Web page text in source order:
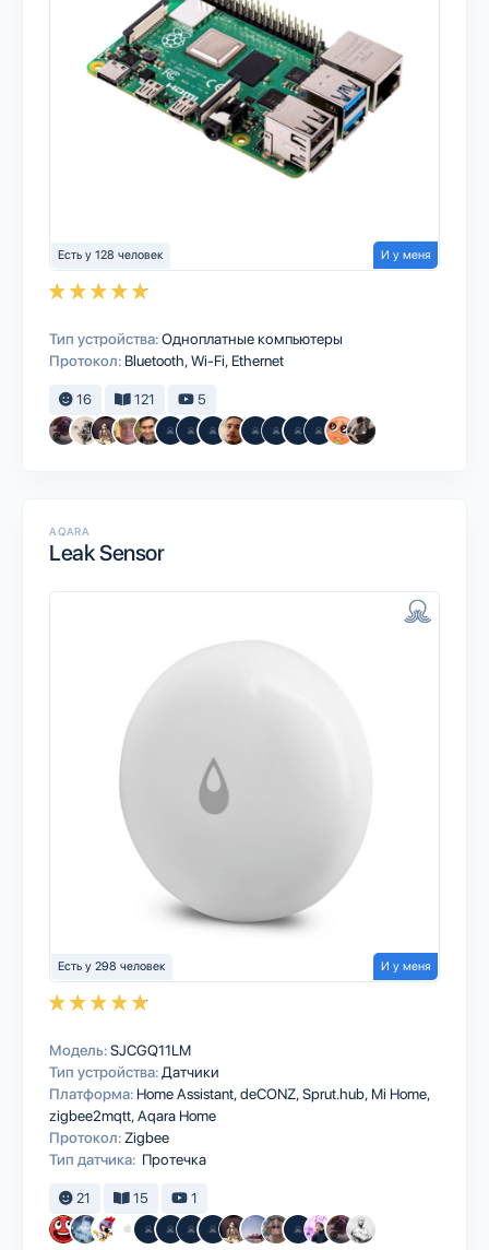
Есть у 128 человек И у меня
Тип устройства:Одноплатные компьютеры
Протокол: BluetoothWi-Fi Ethernet
16 121 5
AQARA
Leak Sensor
Есть у 298 человек И у меня
Модель:SJCGQ11LM
Тип устройства: Датчики
Платформа: Home AssistantdeCONZSprut.hub Mi Home
zigbee2mqttAqara Home
Протокол: Zigbee
Тип датчика: Протечка
21 15 1